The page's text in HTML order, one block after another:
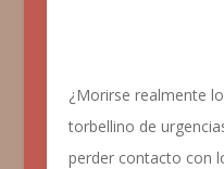
¿Morirse realmente
torbellino de
perder contacto con